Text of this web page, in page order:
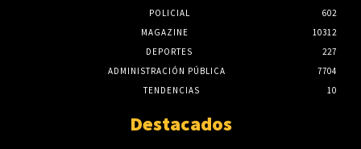
POLICIAL
602
MAGAZINE
10312
DEPORTES
227
ADMINISTRACIÓN PÚBLICA
7704
TENDENCIAS
10
Destacados